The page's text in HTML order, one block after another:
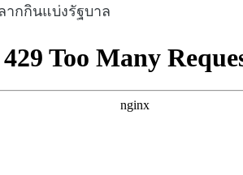
ากกินแบ่งรัฐบาล